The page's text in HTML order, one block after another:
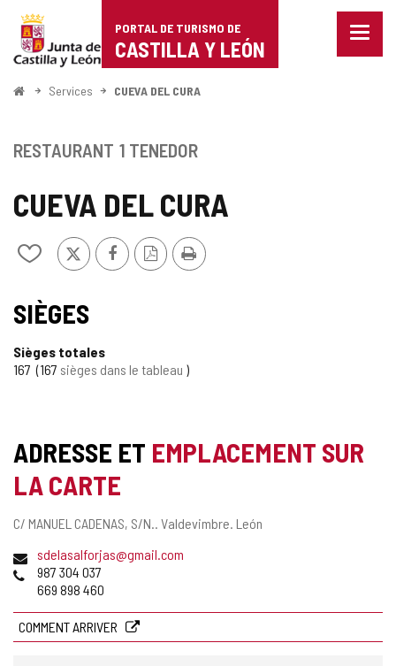
Portal
de
Turismo
Castilla
León
PORTAL DE TURISMO DE
CASTILLA Y LEÓN
Menu
<
Services CUEVA DEL CURA
CUEVA DEL CURA
Ajouter/retirer
de
cahiers
X FacebookVersion
PDF
Imprimer
RESTAURANT 1 TENEDOR
SIÈGES
Sièges totales
167
167 sièges dans le tableau
ADRESSE ET EMPLACEMENT SUR
LA CARTE
Adresse
C/ MANUEL CADENAS, S/N.. Valdevimbre. León
Adresse
de
courrier
sdelasalforjas@gmail.com
Téléphones
987 304 037
669 898 460
COMMENT ARRIVER